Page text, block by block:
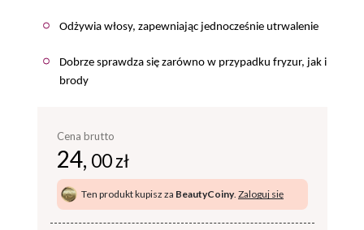
Odżywia włosy, zapewniając jednocześnie utrwalenie
Dobrze sprawdza się zarówno w przypadku fryzur, jak i
brody
Cena brutto
24, 00 zł
Ten produkt kupisz za BeautyCoiny. Zaloguj się